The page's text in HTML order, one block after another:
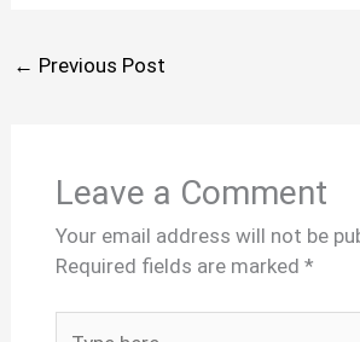
← Previous Post
Leave a Comment
Your email address will not be
Required fields are marked *